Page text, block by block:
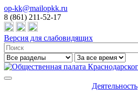
op-kk@mailopkk.ru
8 (861) 211-52-17
Версия для слабовидящих
Деятельность